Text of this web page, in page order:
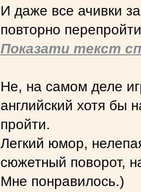
И даже все ачивки
повторно
Показати текст
Не, на самом деле
английский хотя бы
пройти.
Легкий юмор,
сюжетный поворот,
Мне понравилось.)